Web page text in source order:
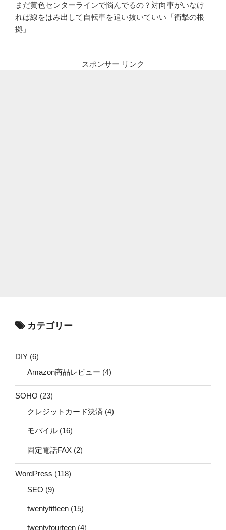
まだ黄色センターラインで悩んでるの？対向車がいなけ
れば線をはみ出して自転車を追い抜いていい「衝撃の根
拠」
スポンサー リンク
カテゴリー
DIY (6)
Amazon商品レビュー (4)
SOHO (23)
クレジットカード決済 (4)
モバイル (16)
固定電話FAX (2)
WordPress (118)
SEO (9)
twentyfifteen (15)
twentyfourteen (4)